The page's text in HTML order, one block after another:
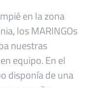
en la zona
los MARINGOs
nuestras
equipo. En el
disponía de una